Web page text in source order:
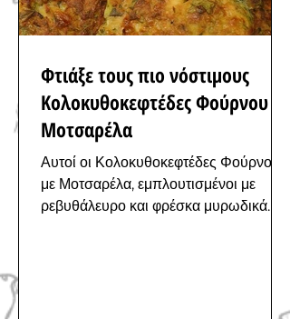
Φτιάξε τους πιο νόστιμους
Κολοκυθοκεφτέδες Φούρνου με
Μοτσαρέλα
Αυτοί οι Κολοκυθοκεφτέδες Φούρνου
με Μοτσαρέλα, εμπλουτισμένοι με
ρεβυθάλευρο και φρέσκα μυρωδικά